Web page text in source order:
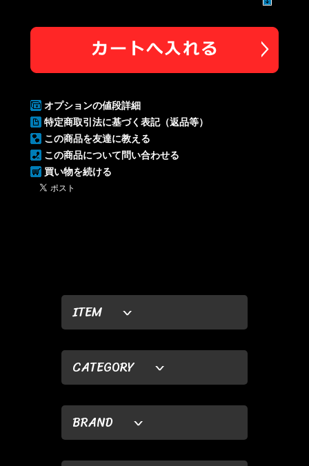
ITEM
CATEGORY
BRAND
オプションの値段詳細
特定商取引法に基づく表記（返品等）
この商品を友達に教える
この商品について問い合わせる
買い物を続ける